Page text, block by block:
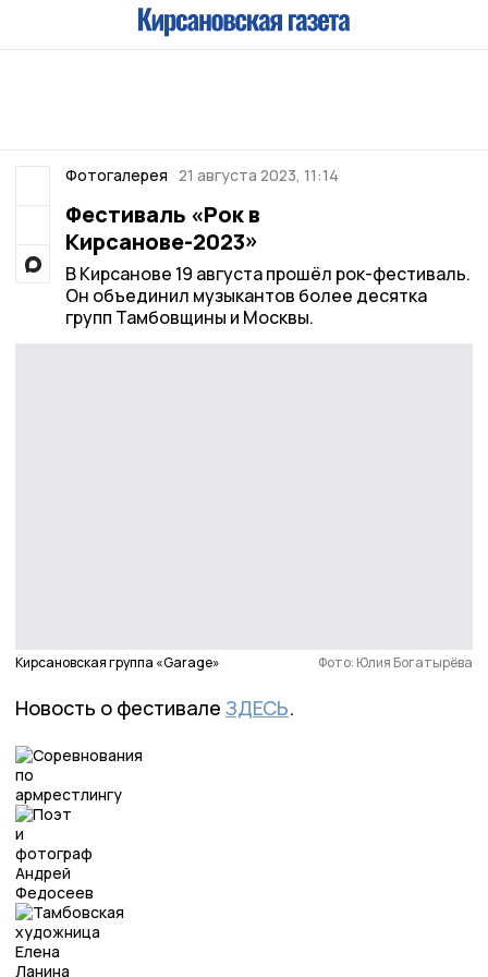
Фотогалерея 21 августа 2023, 11:14
Фестиваль «Рок в
Кирсанове-2023»
В Кирсанове 19 августа прошёл рок-фестиваль.
Он объединил музыкантов более десятка
групп Тамбовщины и Москвы.
Кирсановская группа «Garage» Фото: Юлия Богатырёва
Новость о фестивале ЗДЕСЬ.